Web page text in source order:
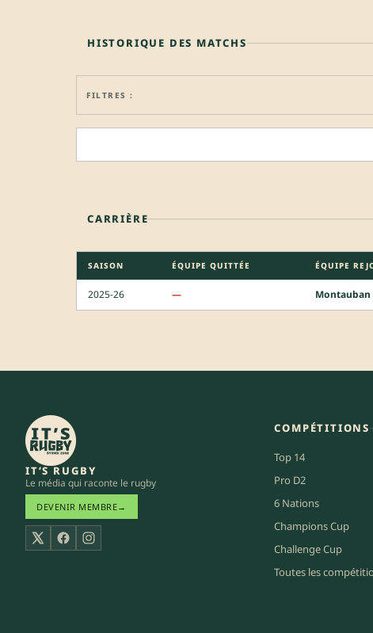
HISTORIQUE DES MATCHS
FILTRES :
CARRIÈRE
SAISON ÉQUIPE QUITTÉE ÉQUIPE
2025-26 — Montauban
IT’S RUGBY
Le média qui raconte le rugby
DEVENIR MEMBRE→
X FacebookInstagram
COMPÉTITIONS
Top 14
Pro D2
6 Nations
Champions Cup
Challenge Cup
Toutes les